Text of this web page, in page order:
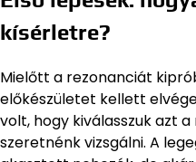
kísérletre?
Mielőtt a rezonanciát
előkészületet kellett
volt, hogy kiválasszuk azt
szeretnénk vizsgálni. A